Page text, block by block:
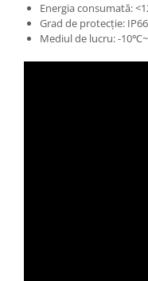
Energia consumată:
Grad de protecție: IP66
Mediul de lucru: -